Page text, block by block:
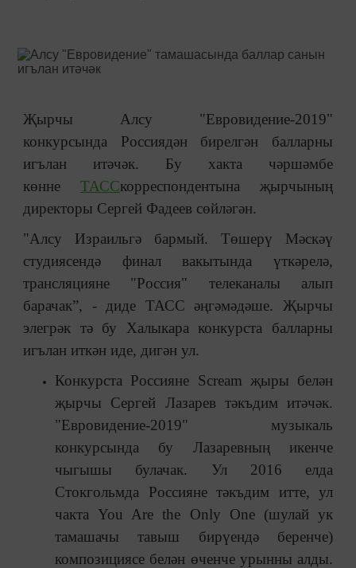
Җырчы Алсу "Евровидение-2019"
конкурсында Россиядән бирелгән балларны
игълан итәчәк. Бу хакта чәршәмбе
көнне ТАССкорреспондентына җырчының
директоры Сергей Фадеев сөйләгән.
"Алсу Израильгә бармый. Төшерү Мәскәү
студиясендә финал вакытында үткәрелә,
трансляцияне "Россия" телеканалы алып
барачак”, - диде ТАСС әңгәмәдәше. Җырчы
элегрәк тә бу Халыкара конкурста балларны
игълан иткән иде, дигән ул.
Конкурста Россияне Scream җыры белән
җырчы Сергей Лазарев тәкъдим итәчәк.
"Евровидение-2019" музыкаль
конкурсында бу Лазаревның икенче
чыгышы булачак. Ул 2016 елда
Стокгольмда Россияне тәкъдим итте, ул
чакта You Are the Only One (шулай ук
тамашачы тавыш бирүендә беренче)
композициясе белән өченче урынны алды.